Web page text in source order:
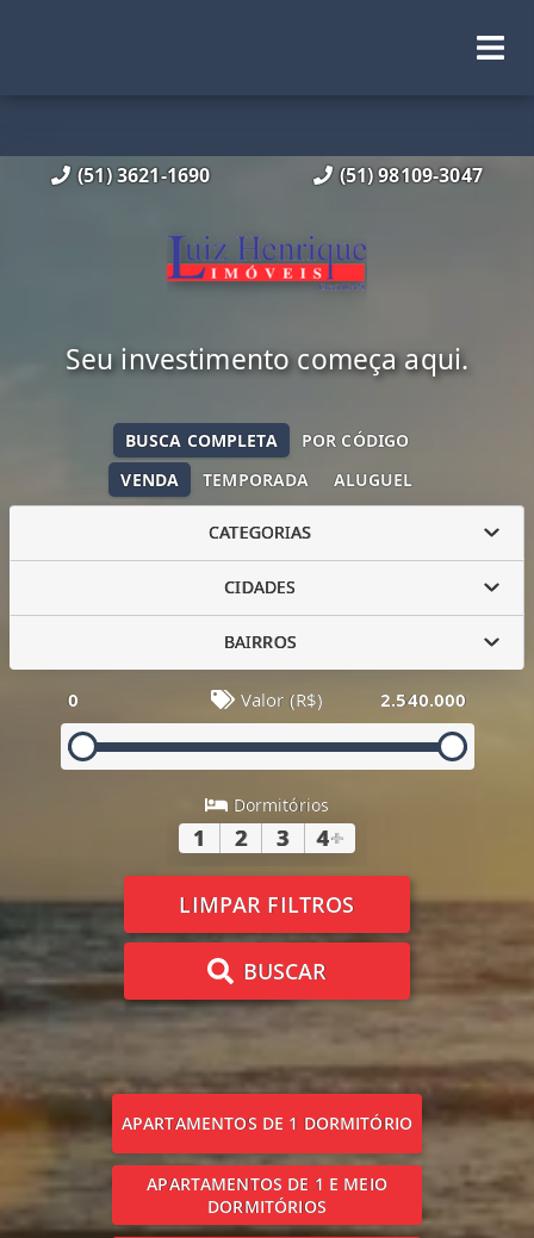
(51) 3621-1690 (51) 98109-3047
Seu investimento começa aqui.
VENDA TEMPORADA ALUGUEL
BUSCA COMPLETA POR CÓDIGO
CATEGORIAS
CIDADES
BAIRROS
0 Valor (R$) 2.540.000
Dormitórios
1 2 3 4+
LIMPAR FILTROS
BUSCAR
APARTAMENTOS DE 1 DORMITÓRIO
APARTAMENTOS DE 1 E MEIO
DORMITÓRIOS